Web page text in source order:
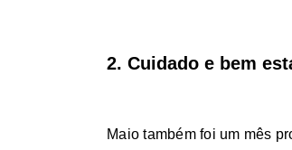
2. Cuidado e bem
Maio também foi um mês